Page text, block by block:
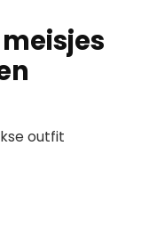
outfit